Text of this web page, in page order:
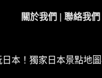
關於我們 | 聯絡我們
本！獨家日本景點地